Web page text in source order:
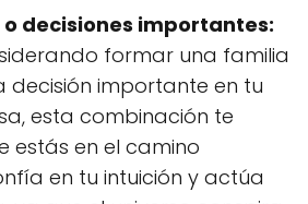
o decisiones importantes:
formar una familia
decisión importante en tu
esta combinación te
estás en el camino
en tu intuición y actúa